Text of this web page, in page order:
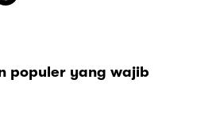
populer yang wajib